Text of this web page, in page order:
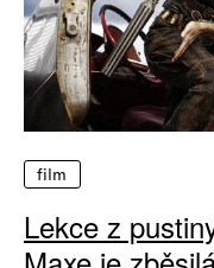
film
Lekce z